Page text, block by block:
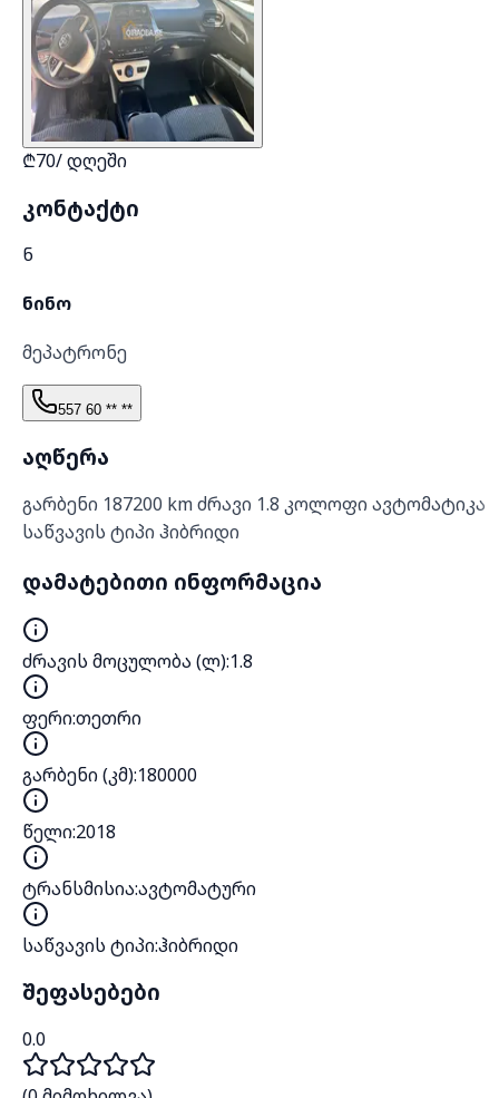
₾70/დღეში
კონტაქტი
Ნ
ნინო
მეპატრონე
557 60 ** **
აღწერა
გარბენი 187200 km ძრავი 1.8 კოლოფი ავტომატიკა
საწვავის ტიპი ჰიბრიდი
დამატებითი ინფორმაცია
ძრავის მოცულობა (ლ):1.8
ფერი:თეთრი
გარბენი (კმ):180000
წელი:2018
ტრანსმისია:ავტომატური
საწვავის ტიპი:ჰიბრიდი
შეფასებები
0.0